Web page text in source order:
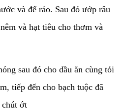
và để ráo. Sau đó ướp râu
và hạt tiêu cho thơm và
sau đó cho dầu ăn cùng tỏi
tiếp đến cho bạch tuộc đã
chút ớt